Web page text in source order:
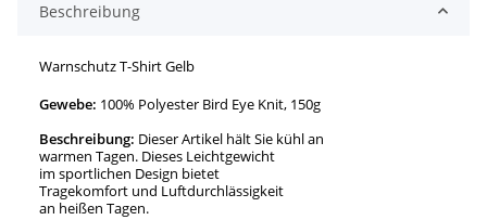
Beschreibung
Warnschutz T-Shirt Gelb
Gewebe: 100% Polyester Bird Eye Knit, 150g
Beschreibung: Dieser Artikel hält Sie kühl an
warmen Tagen. Dieses Leichtgewicht
im sportlichen Design bietet
Tragekomfort und Luftdurchlässigkeit
an heißen Tagen.